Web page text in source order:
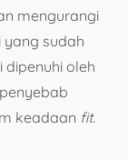
mengurangi
yang sudah
oleh
keadaan fit.